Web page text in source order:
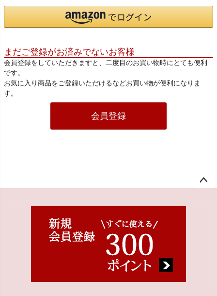
まだご登録がお済みでないお客様
会員登録をしていただきますと、二度目のお買い物時にとても便利
です。
お気に入り商品をご登録いただけるなどお買い物が便利になりま
す。
会員登録